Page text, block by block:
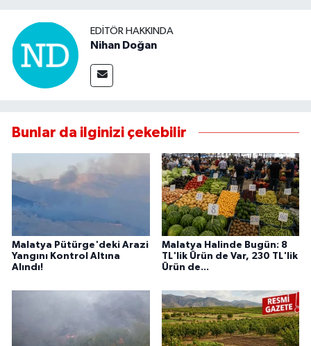
EDITÖR HAKKINDA
Nihan Doğan
Bunlar da ilginizi çekebilir
Malatya Pütürge'deki Arazi
Yangını Kontrol Altına
Alındı!
Malatya Halinde Bugün: 8
TL'lik Ürün de Var, 230 TL'lik
Ürün de...